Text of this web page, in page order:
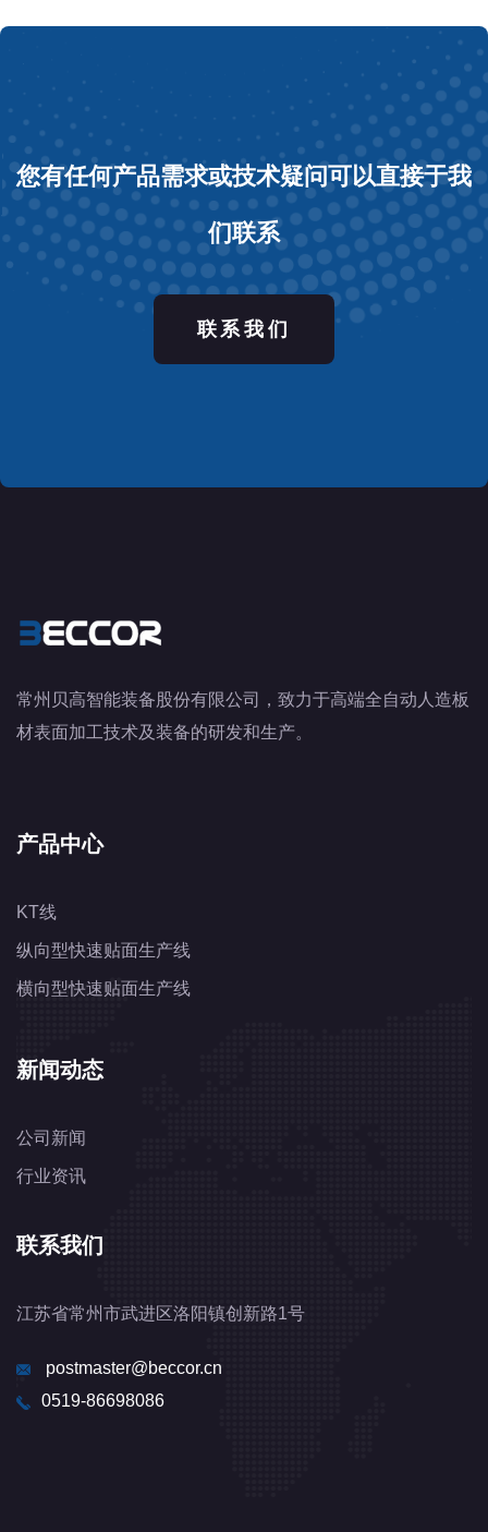
您有任何产品需求或技术疑问可以直接于我
们联系
联系我们
常州贝高智能装备股份有限公司，致力于高端全自动人造板
材表面加工技术及装备的研发和生产。
产品中心
KT线
纵向型快速贴面生产线
横向型快速贴面生产线
新闻动态
公司新闻
行业资讯
联系我们
江苏省常州市武进区洛阳镇创新路1号
postmaster@beccor.cn
0519-86698086